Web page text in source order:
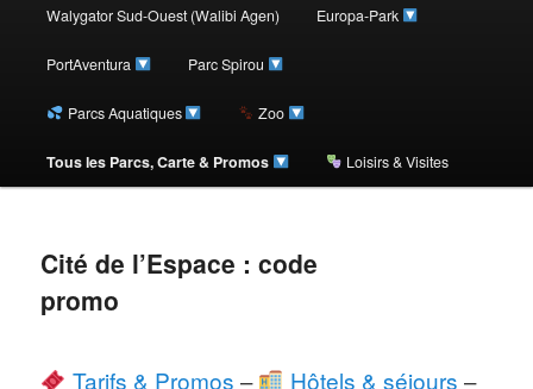
contenu
Walygator Sud-Ouest (Walibi Agen) Europa-Park
PortAventura Parc Spirou
Parcs Aquatiques Zoo
Tous les Parcs, Carte & Promos Loisirs & Visites
Cité de l’Espace : code
promo
Tarifs & Promos – Hôtels & séjours –